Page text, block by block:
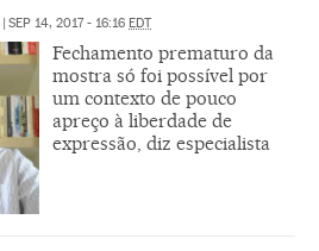
| SEP 14, 2017 - 16:16 EDT
Fechamento prematuro da
mostra só foi possível por
um contexto de pouco
apreço à liberdade de
expressão, diz especialista